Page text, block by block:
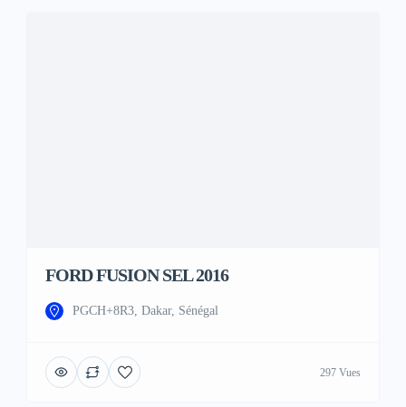
FORD FUSION SEL 2016
PGCH+8R3, Dakar, Sénégal
297 Vues